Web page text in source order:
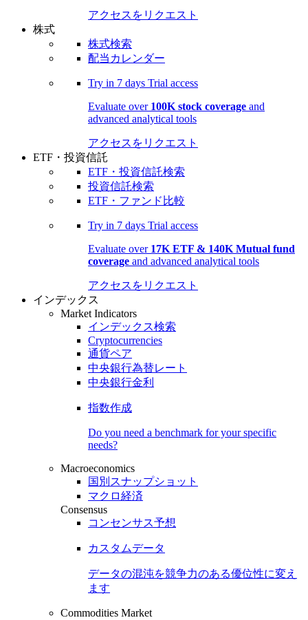
アクセスをリクエスト
株式
株式検索
配当カレンダー
Try in 7 days Trial access
Evaluate over 100K stock coverage and
advanced analytical tools
アクセスをリクエスト
ETF・投資信託
ETF・投資信託検索
投資信託検索
ETF・ファンド比較
Try in 7 days Trial access
Evaluate over 17K ETF & 140K Mutual fund
coverage and advanced analytical tools
アクセスをリクエスト
インデックス
Market Indicators
インデックス検索
Cryptocurrencies
通貨ペア
中央銀行為替レート
中央銀行金利
指数作成
Do you need a benchmark for your specific
needs?
Macroeconomics
国別スナップショット
マクロ経済
Consensus
コンセンサス予想
カスタムデータ
データの混沌を競争力のある優位性に変え
ます
Commodities Market